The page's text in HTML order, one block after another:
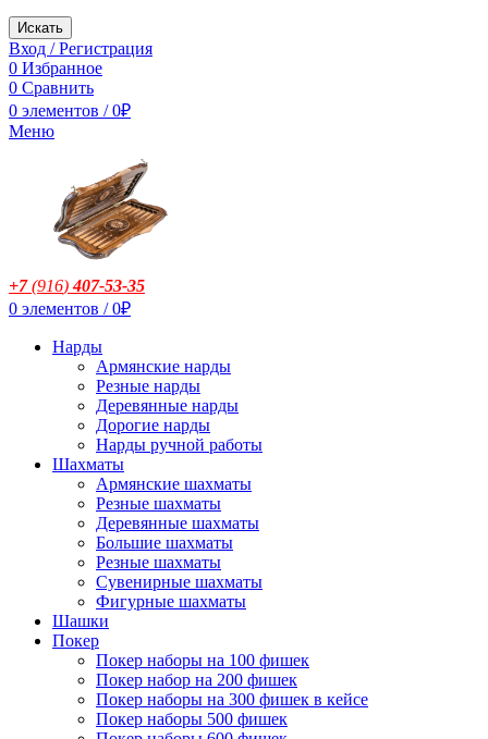
Искать
Вход / Регистрация
0 Избранное
0 Сравнить
0 элементов / 0₽
Меню
+7(916)407-53-35
0 элементов / 0₽
Нарды
Армянские нарды
Резные нарды
Деревянные нарды
Дорогие нарды
Нарды ручной работы
Шахматы
Армянские шахматы
Резные шахматы
Деревянные шахматы
Большие шахматы
Резные шахматы
Сувенирные шахматы
Фигурные шахматы
Шашки
Покер
Покер наборы на 100 фишек
Покер набор на 200 фишек
Покер наборы на 300 фишек в кейсе
Покер наборы 500 фишек